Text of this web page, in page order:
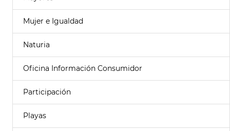
Mujer e Igualdad
Naturia
Oficina Información Consumidor
Participación
Playas